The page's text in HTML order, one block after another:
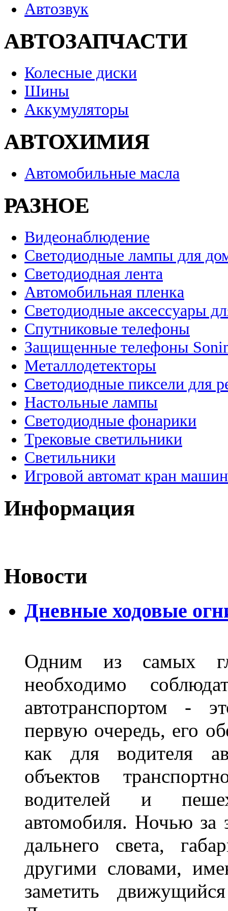
Автозвук
АВТОЗАПЧАСТИ
Колесные диски
Шины
Аккумуляторы
АВТОХИМИЯ
Автомобильные масла
РАЗНОЕ
Видеонаблюдение
Светодиодные лампы для
Светодиодная лента
Автомобильная пленка
Светодиодные аксессуары
Спутниковые телефоны
Защищенные телефоны
Металлодетекторы
Светодиодные пиксели для
Настольные лампы
Светодиодные фонарики
Трековые светильники
Светильники
Игровой автомат кран
Информация
Новости
Дневные ходовые
Одним из самых
необходимо
автотранспортом -
первую очередь, его
как для водителя
объектов
водителей и
автомобиля. Ночью за
дальнего света,
другими словами,
заметить